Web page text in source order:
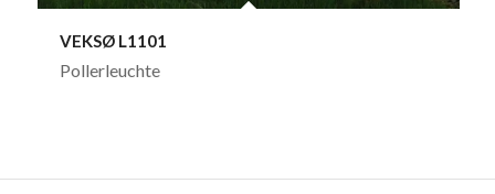
VEKSØ L1101
Pollerleuchte